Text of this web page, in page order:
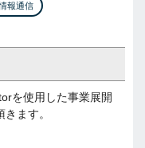
報通信
を使用した事業展開
ます。